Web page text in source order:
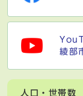
綾部
人口・世帯数